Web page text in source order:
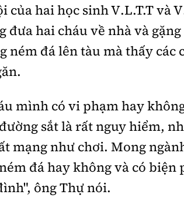
của hai học sinh V.L.T.T và
đưa hai cháu về nhà và
ném đá lên tàu mà thấy các
mình có vi phạm hay
sắt là rất nguy hiểm,
mạng như chơi. Mong
đá hay không và có biện
ông Thự nói.